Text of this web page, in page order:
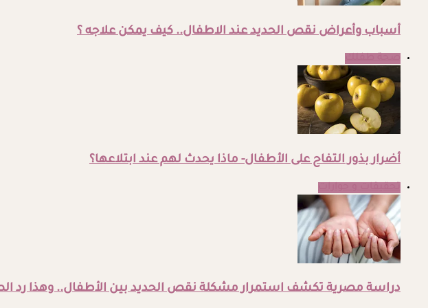
أسباب وأعراض نقص الحديد عند الاطفال.. كيف يمكن علاجه ؟
أضرار بذور التفاح على الأطفال- ماذا يحدث لهم عند ابتلاعها؟
دراسة مصرية تكشف استمرار مشكلة نقص الحديد بين الأطفال.. وهذا رد